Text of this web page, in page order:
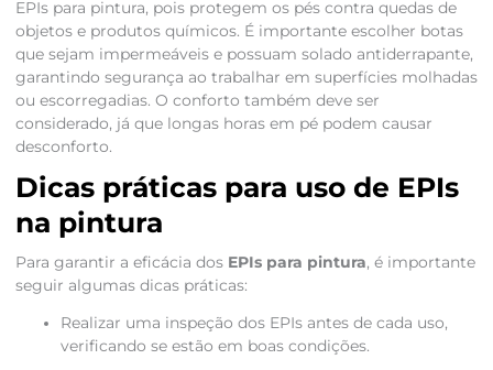
EPIs para pintura, pois protegem os pés contra quedas de
objetos e produtos químicos. É importante escolher botas
que sejam impermeáveis e possuam solado antiderrapante,
garantindo segurança ao trabalhar em superfícies molhadas
ou escorregadias. O conforto também deve ser
considerado, já que longas horas em pé podem causar
desconforto.
Dicas práticas para uso de EPIs
na pintura
Para garantir a eficácia dos EPIs para pintura, é importante
seguir algumas dicas práticas:
Realizar uma inspeção dos EPIs antes de cada uso,
verificando se estão em boas condições.